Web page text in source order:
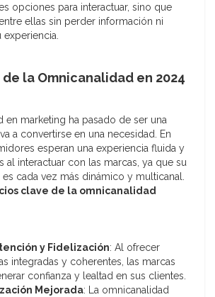
opciones para interactuar, sino que
ellas sin perder información ni
experiencia.
la Omnicanalidad en 2024
en marketing ha pasado de ser una
a convertirse en una necesidad. En
esperan una experiencia fluida y
al interactuar con las marcas, ya que su
cada vez más dinámico y multicanal.
clave de la omnicanalidad
y Fidelización: Al ofrecer
integradas y coherentes, las marcas
confianza y lealtad en sus clientes.
Mejorada: La omnicanalidad